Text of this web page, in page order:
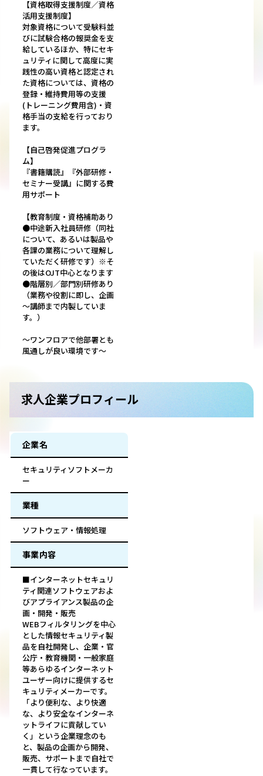
【資格取得支援制度／資格
活用支援制度】
対象資格について受験料並
びに試験合格の報奨金を支
給しているほか、特にセキ
ュリティに関して高度に実
践性の高い資格と認定され
た資格については、資格の
登録・維持費用等の支援
(トレーニング費用含)・資
格手当の支給を行っており
ます。
【自己啓発促進プログラ
ム】
『書籍購読』『外部研修・
セミナー受講』に関する費
用サポート
【教育制度・資格補助あり
●中途新入社員研修（同社
について、あるいは製品や
各課の業務について理解し
ていただく研修です）※そ
の後はOJT中心となります
●階層別／部門別研修あり
（業務や役割に即し、企画
～講師まで内製していま
す。）
～ワンフロアで他部署とも
風通しが良い環境です～
求人企業プロフィール
企業名
セキュリティソフトメーカ
ー
業種
ソフトウェア・情報処理
事業内容
■インターネットセキュリ
ティ関連ソフトウェアおよ
びアプライアンス製品の企
画・開発・販売
WEBフィルタリングを中心
とした情報セキュリティ製
品を自社開発し、企業・官
公庁・教育機関・一般家庭
等あらゆるインターネット
ユーザー向けに提供するセ
キュリティメーカーです。
「より便利な、より快適
な、より安全なインターネ
ットライフに貢献してい
く」という企業理念のも
と、製品の企画から開発、
販売、サポートまで自社で
一貫して行なっています。